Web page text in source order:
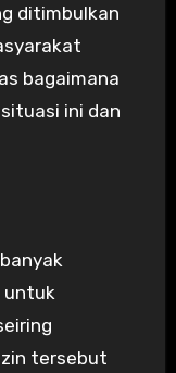
ditimbulkan
bagaimana
ini dan
untuk
tersebut